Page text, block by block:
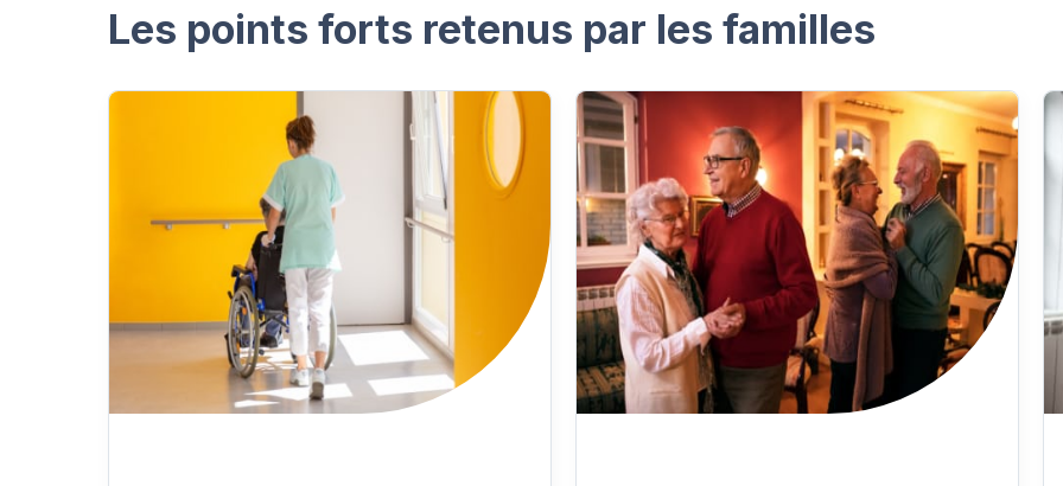
Les points forts retenus par les familles